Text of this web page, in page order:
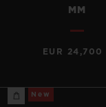
MM
EUR 24,700
New